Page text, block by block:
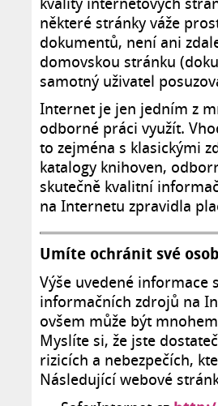
některé stránky váže
dokumentů, není ani
domovskou stránku
samotný uživatel
Internet je jen jedním z
odborné práci využít.
to zejména s klasickými
katalogy knihoven,
skutečně kvalitní
na Internetu zpravidla
Umíte ochránit své
Výše uvedené informace
informačních zdrojů na
ovšem může být
Myslíte si, že jste
rizicích a nebezpečích,
Následující webové